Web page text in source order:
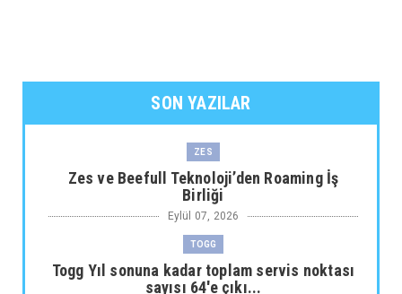
SON YAZILAR
ZES
Zes ve Beefull Teknoloji’den Roaming İş
Birliği
Eylül 07, 2026
TOGG
Togg Yıl sonuna kadar toplam servis noktası
sayısı 64'e çıkı...